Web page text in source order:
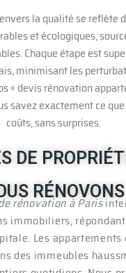
la qualité se reflète
et écologiques,
Chaque étape est
minimisant les
« devis rénovation
savez exactement ce
coûts, sans surprises.
DE
RÉNOVONS
rénovation à Paris
immobiliers,
Les appartements
des immeubles